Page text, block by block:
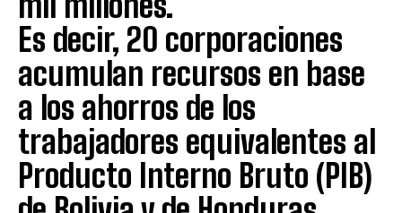
Es decir, 20 corporaciones
acumulan recursos en base
a los ahorros de los
trabajadores equivalentes al
Producto Interno Bruto (PIB)